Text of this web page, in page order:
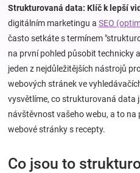
a
kojenecká
výbava
Hračky
a
zábava
Strukturovaná data: Klíč k lepší
digitálním marketingu a SEO
často setkáte s termínem
na první pohled působit technicky
jeden z nejdůležitějších nástrojů
webových stránek ve
vysvětlíme, co strukturovaná data
návštěvnost vašeho webu, a to na
webové stránky s recepty.
Co jsou to